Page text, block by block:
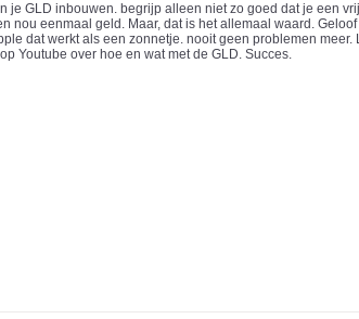
je GLD inbouwen. begrijp alleen niet zo goed dat je een
nou eenmaal geld. Maar, dat is het allemaal waard.
dat werkt als een zonnetje. nooit geen problemen
Youtube over hoe en wat met de GLD. Succes.